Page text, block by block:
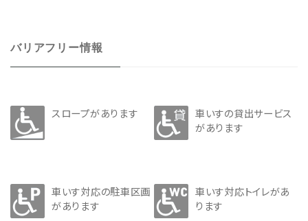
バリアフリー情報
スロープがあります
車いすの貸出サービス
があります
車いす対応の駐車区画
があります
車いす対応トイレがあ
ります